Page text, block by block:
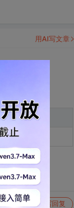
写回复
用AI写文章